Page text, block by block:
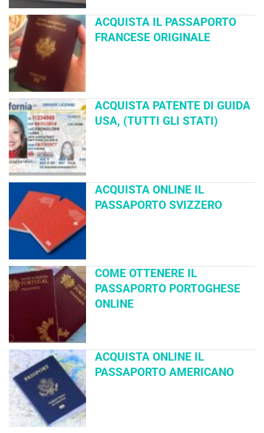
ACQUISTA IL PASSAPORTO
FRANCESE ORIGINALE
ACQUISTA PATENTE DI GUIDA
USA, (TUTTI GLI STATI)
ACQUISTA ONLINE IL
PASSAPORTO SVIZZERO
COME OTTENERE IL
PASSAPORTO PORTOGHESE
ONLINE
ACQUISTA ONLINE IL
PASSAPORTO AMERICANO